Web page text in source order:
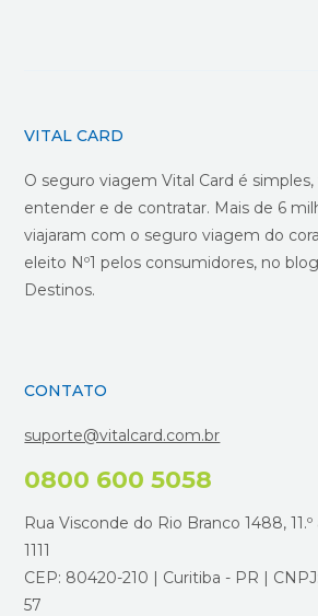
VITAL CARD
O seguro viagem Vital Card é simples,
entender e de contratar. Mais de 6
viajaram com o seguro viagem do
eleito Nº1 pelos consumidores, no
Destinos.
CONTATO
suporte@vitalcard.com.br
0800 600 5058
Rua Visconde do Rio Branco 1488, 11.º
1111
CEP: 80420-210 | Curitiba - PR |
57